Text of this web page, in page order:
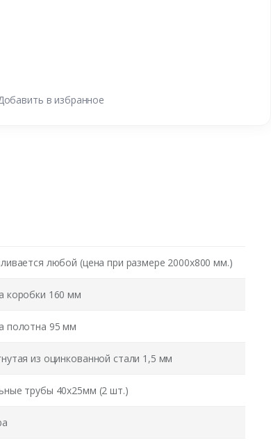
в избранное
любой (цена при размере 2000x800 мм.)
коробки 160 мм
полотна 95 мм
из оцинкованной стали 1,5 мм
трубы 40х25мм (2 шт.)